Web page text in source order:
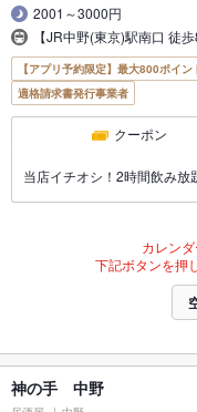
2001～3000円
【JR中野(東京)駅南口 徒歩
【アプリ予約限定】最大800ポイ
適格請求書発行事業者
クーポン
当店イチオシ！2時間飲み放
カレン
下記ボタンを押
神の手 中野